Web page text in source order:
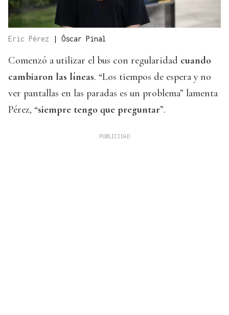
Eric Pérez | Óscar Pinal
Comenzó a utilizar el bus con regularidad cuando
cambiaron las líneas. “Los tiempos de espera y no
ver pantallas en las paradas es un problema” lamenta
Pérez, “siempre tengo que preguntar”.